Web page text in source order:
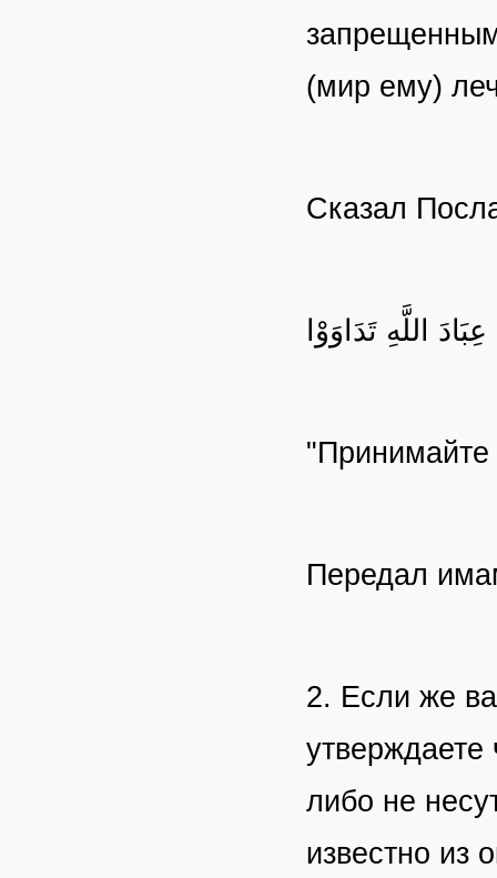
(мир ему)
Сказал
عِبَادَ اللَّهِ تَدَاوَوْا
Передал
2. Если же
либо не
известно из